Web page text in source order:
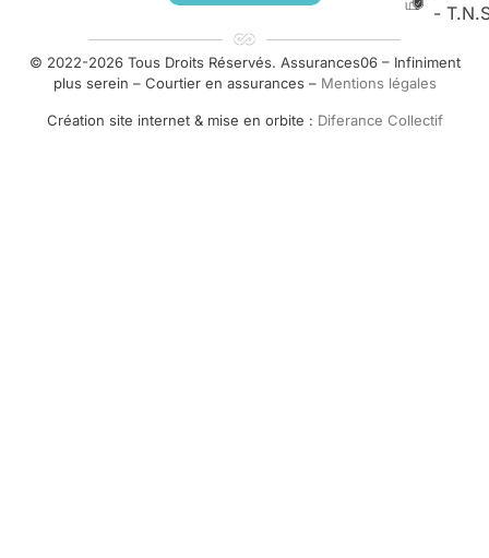
-
© 2022-2026 Tous Droits Réservés. Assurances06 – Infiniment
plus serein – Courtier en assurances – Mentions légales
Création site internet & mise en orbite : Diferance Collectif